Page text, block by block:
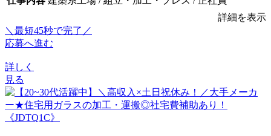
詳細を表示
＼最短45秒で完了／
応募へ進む
詳しく
見る